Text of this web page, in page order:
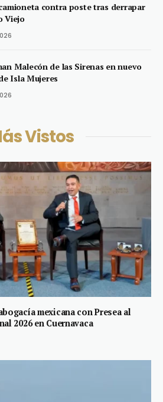
contra poste tras derrapar
Viejo
Malecón de las Sirenas en nuevo
Isla Mujeres
Vistos
mexicana con Presea al
2026 en Cuernavaca